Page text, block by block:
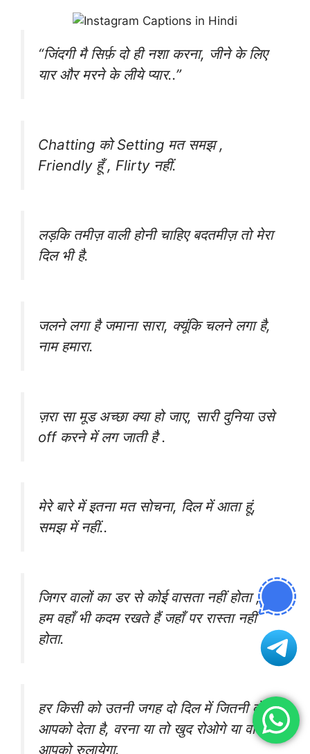
“जिंदगी मै सिर्फ़ दो ही नशा करना, जीने के लिए
यार और मरने के लीये प्यार..”
Chatting को Setting मत समझ ,
Friendly हूँ , Flirty नहीं.
लड़कि तमीज़ वाली होनी चाहिए बदतमीज़ तो मेरा
दिल भी है.
जलने लगा है जमाना सारा, क्यूंकि चलने लगा है,
नाम हमारा.
ज़रा सा मूड अच्छा क्या हो जाए, सारी दुनिया उसे
off करने में लग जाती है .
मेरे बारे में इतना मत सोचना, दिल में आता हूं,
समझ में नहीं..
जिगर वालों का डर से कोई वासता नहीं होता ,
हम वहाँ भी कदम रखते हैं जहाँ पर रास्ता नहीं
होता.
हर किसी को उतनी जगह दो दिल में जितनी वो
आपको देता है, वरना या तो खुद रोओगे या वो
आपको रुलायेगा.